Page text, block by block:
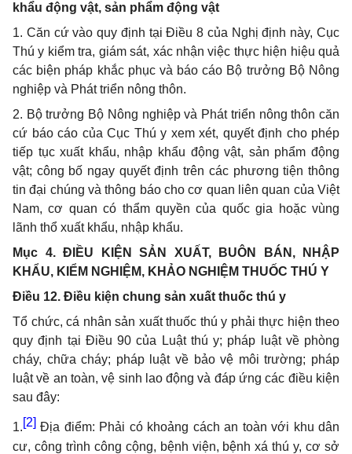
khẩu động vật, sản phẩm động vật
1. Căn cứ vào quy định tại Điều 8 của Nghị định này, Cục
Thú y kiểm tra, giám sát, xác nhận việc thực hiện hiệu quả
các biện pháp khắc phục và báo cáo Bộ trưởng Bộ Nông
nghiệp và Phát triển nông thôn.
2. Bộ trưởng Bộ Nông nghiệp và Phát triển nông thôn căn
cứ báo cáo của Cục Thú y xem xét, quyết định cho phép
tiếp tục xuất khẩu, nhập khẩu động vật, sản phẩm động
vật; công bố ngay quyết định trên các phương tiện thông
tin đại chúng và thông báo cho cơ quan liên quan của Việt
Nam, cơ quan có thẩm quyền của quốc gia hoặc vùng
lãnh thổ xuất khẩu, nhập khẩu.
Mục 4. ĐIỀU KIỆN SẢN XUẤT, BUÔN BÁN, NHẬP
KHẨU, KIỂM NGHIỆM, KHẢO NGHIỆM THUỐC THÚ Y
Điều 12. Điều kiện chung sản xuất thuốc thú y
Tổ chức, cá nhân sản xuất thuốc thú y phải thực hiện theo
quy định tại Điều 90 của Luật thú y; pháp luật về phòng
cháy, chữa cháy; pháp luật về bảo vệ môi trường; pháp
luật về an toàn, vệ sinh lao động và đáp ứng các điều kiện
sau đây:
1.[2] Địa điểm: Phải có khoảng cách an toàn với khu dân
cư, công trình công cộng, bệnh viện, bệnh xá thú y, cơ sở